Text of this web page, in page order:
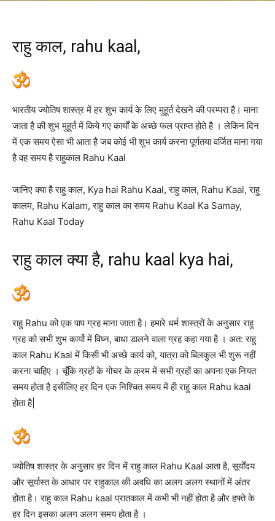
राहु काल, rahu kaal,
भारतीय ज्योतिष शास्त्र में हर शुभ कार्य के लिए मुहूर्त देखने की परम्परा है। माना
जाता है की शुभ मुहूर्त में किये गए कार्यों के अच्छे फल प्राप्त होते है । लेकिन दिन
में एक समय ऐसा भी आता है जब कोई भी शुभ कार्य करना पूर्णतया वर्जित माना गया
है वह समय है राहुकाल Rahu Kaal
जानिए क्या है राहु काल, Kya hai Rahu Kaal, राहु काल, Rahu Kaal, राहु
कालम, Rahu Kalam, राहु काल का समय Rahu Kaal Ka Samay,
Rahu Kaal Today
राहु काल क्या है, rahu kaal kya hai,
राहु Rahu को एक पाप ग्रह माना जाता है। हमारे धर्म शास्त्रों के अनुसार राहु
ग्रह को सभी शुभ कार्यो में विघ्न, बाधा डालने वाला ग्रह कहा गया है । अत: राहु
काल Rahu Kaal में किसी भी अच्छे कार्य को, यात्रा को बिलकुल भी शुरू नहीं
करना चाहिए । चूँकि ग्रहों के गोचर के क्रम में सभी ग्रहों का अपना एक नियत
समय होता है इसीलिए हर दिन एक निश्चित समय में ही राहु काल Rahu kaal
होता है|
ज्योतिष शास्त्र के अनुसार हर दिन में राहु काल Rahu Kaal आता है, सूर्योंदय
और सूर्यास्त के आधार पर राहुकाल की अवधि का अलग अलग स्थानों में अंतर
होता है। राहु काल Rahu kaal प्रातकाल में कभी भी नहीं होता है और हफ्ते के
हर दिन इसका अलग अलग समय होता है ।